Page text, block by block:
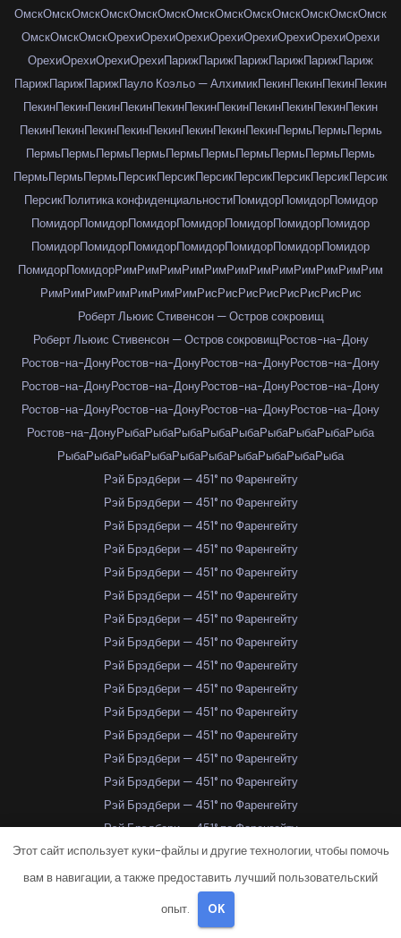
ОмскОмскОмскОмскОмскОмскОмскОмскОмскОмскОмскОмскОмск
ОмскОмскОмскОрехиОрехиОрехиОрехиОрехиОрехиОрехиОрехи
ОрехиОрехиОрехиОрехиПарижПарижПарижПарижПарижПариж
ПарижПарижПарижПауло Коэльо — АлхимикПекинПекинПекинПекин
ПекинПекинПекинПекинПекинПекинПекинПекинПекинПекинПекин
ПекинПекинПекинПекинПекинПекинПекинПекинПермьПермьПермь
ПермьПермьПермьПермьПермьПермьПермьПермьПермьПермь
ПермьПермьПермьПерсикПерсикПерсикПерсикПерсикПерсикПерсик
ПерсикПолитика конфиденциальностиПомидорПомидорПомидор
ПомидорПомидорПомидорПомидорПомидорПомидорПомидор
ПомидорПомидорПомидорПомидорПомидорПомидорПомидор
ПомидорПомидорРимРимРимРимРимРимРимРимРимРимРимРим
РимРимРимРимРимРимРимРисРисРисРисРисРисРисРис
Роберт Льюис Стивенсон — Остров сокровищ
Роберт Льюис Стивенсон — Остров сокровищРостов-на-Дону
Ростов-на-ДонуРостов-на-ДонуРостов-на-ДонуРостов-на-Дону
Ростов-на-ДонуРостов-на-ДонуРостов-на-ДонуРостов-на-Дону
Ростов-на-ДонуРостов-на-ДонуРостов-на-ДонуРостов-на-Дону
Ростов-на-ДонуРыбаРыбаРыбаРыбаРыбаРыбаРыбаРыбаРыба
РыбаРыбаРыбаРыбаРыбаРыбаРыбаРыбаРыбаРыба
Рэй Брэдбери — 451° по Фаренгейту
Рэй Брэдбери — 451° по Фаренгейту
Рэй Брэдбери — 451° по Фаренгейту
Рэй Брэдбери — 451° по Фаренгейту
Рэй Брэдбери — 451° по Фаренгейту
Рэй Брэдбери — 451° по Фаренгейту
Рэй Брэдбери — 451° по Фаренгейту
Рэй Брэдбери — 451° по Фаренгейту
Рэй Брэдбери — 451° по Фаренгейту
Рэй Брэдбери — 451° по Фаренгейту
Рэй Брэдбери — 451° по Фаренгейту
Рэй Брэдбери — 451° по Фаренгейту
Рэй Брэдбери — 451° по Фаренгейту
Рэй Брэдбери — 451° по Фаренгейту
Рэй Брэдбери — 451° по Фаренгейту
Рэй Брэдбери — 451° по Фаренгейту
Рэй Брэдбери — 451° по Фаренгейту
Рэй Брэдбери — 451° по Фаренгейту
Рэй Брэдбери — 451° по Фаренгейту
Рэй Брэдбери — 451° по Фаренгейту
Этот сайт использует куки-файлы и другие технологии, чтобы помочь
вам в навигации, а также предоставить лучший пользовательский
опыт. OK